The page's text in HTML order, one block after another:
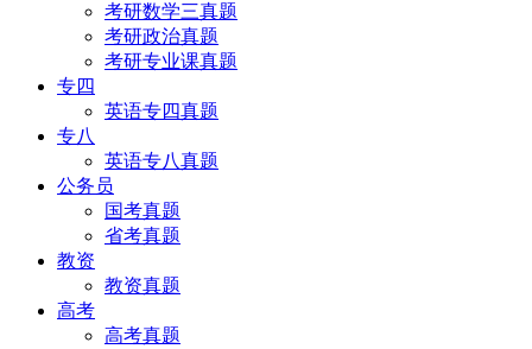
考研数学三真题
考研政治真题
考研专业课真题
专四
英语专四真题
专八
英语专八真题
公务员
国考真题
省考真题
教资
教资真题
高考
高考真题